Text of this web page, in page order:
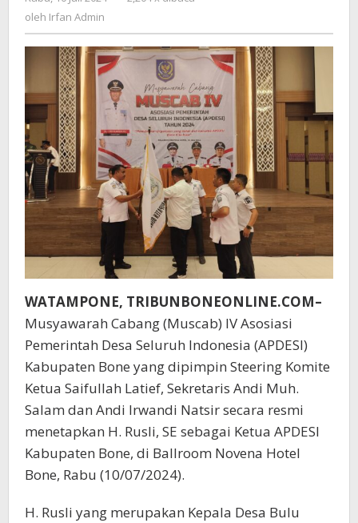
oleh Irfan Admin
WATAMPONE, TRIBUNBONEONLINE.COM–
Musyawarah Cabang (Muscab) IV Asosiasi
Pemerintah Desa Seluruh Indonesia (APDESI)
Kabupaten Bone yang dipimpin Steering Komite
Ketua Saifullah Latief, Sekretaris Andi Muh.
Salam dan Andi Irwandi Natsir secara resmi
menetapkan H. Rusli, SE sebagai Ketua APDESI
Kabupaten Bone, di Ballroom Novena Hotel
Bone, Rabu (10/07/2024).
H. Rusli yang merupakan Kepala Desa Bulu